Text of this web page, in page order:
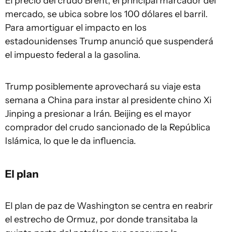
mercado, se ubica sobre los 100 dólares el barril.
Para amortiguar el impacto en los
estadounidenses Trump anunció que suspenderá
el impuesto federal a la gasolina.
Trump posiblemente aprovechará su viaje esta
semana a China para instar al presidente chino Xi
Jinping a presionar a Irán. Beijing es el mayor
comprador del crudo sancionado de la República
Islámica, lo que le da influencia.
El plan
El plan de paz de Washington se centra en reabrir
el estrecho de Ormuz, por donde transitaba la